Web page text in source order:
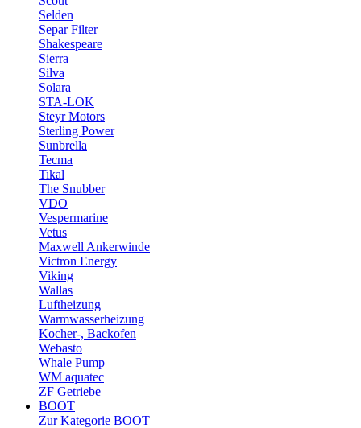
Selden
Separ Filter
Shakespeare
Sierra
Silva
Solara
STA-LOK
Steyr Motors
Sterling Power
Sunbrella
Tecma
Tikal
The Snubber
VDO
Vespermarine
Vetus
Maxwell Ankerwinde
Victron Energy
Viking
Wallas
Luftheizung
Warmwasserheizung
Kocher-, Backofen
Webasto
Whale Pump
WM aquatec
ZF Getriebe
BOOT
Zur Kategorie BOOT